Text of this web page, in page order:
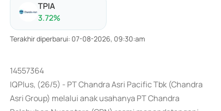
TPIA
3.72%
Terakhir diperbarui: 07-08-2026, 09:30:am
14557364
IQPlus, (26/5) - PT Chandra Asri Pacific Tbk (Chandra
Asri Group) melalui anak usahanya PT Chandra